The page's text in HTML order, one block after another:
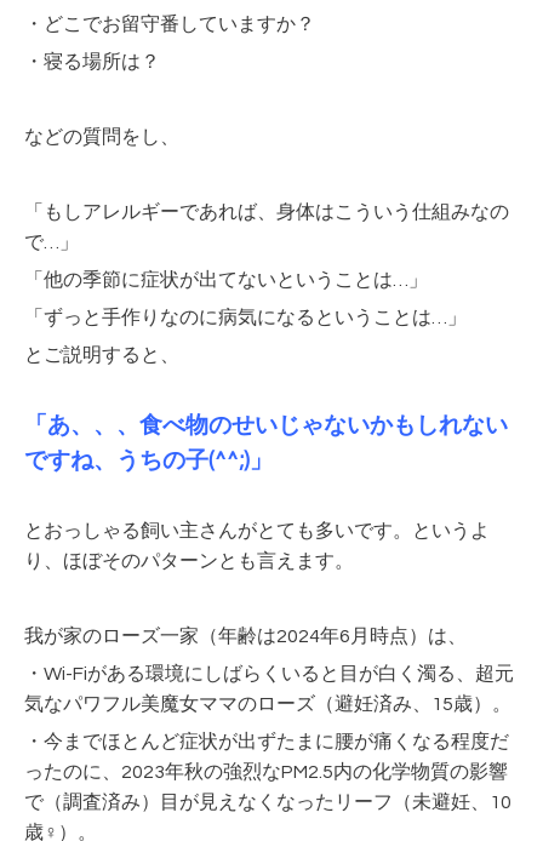
・どこでお留守番していますか？
・寝る場所は？
などの質問をし、
「もしアレルギーであれば、身体はこういう仕組みなの
で…」
「他の季節に症状が出てないということは…」
「ずっと手作りなのに病気になるということは…」
とご説明すると、
「あ、、、食べ物のせいじゃないかもしれない
ですね、うちの子(^^;)」
とおっしゃる飼い主さんがとても多いです。というよ
り、ほぼそのパターンとも言えます。
我が家のローズ一家（年齢は2024年6月時点）は、
・Wi-Fiがある環境にしばらくいると目が白く濁る、超元
気なパワフル美魔女ママのローズ（避妊済み、15歳）。
・今までほとんど症状が出ずたまに腰が痛くなる程度だ
ったのに、2023年秋の強烈なPM2.5内の化学物質の影響
で（調査済み）目が見えなくなったリーフ（未避妊、10
歳♀）。